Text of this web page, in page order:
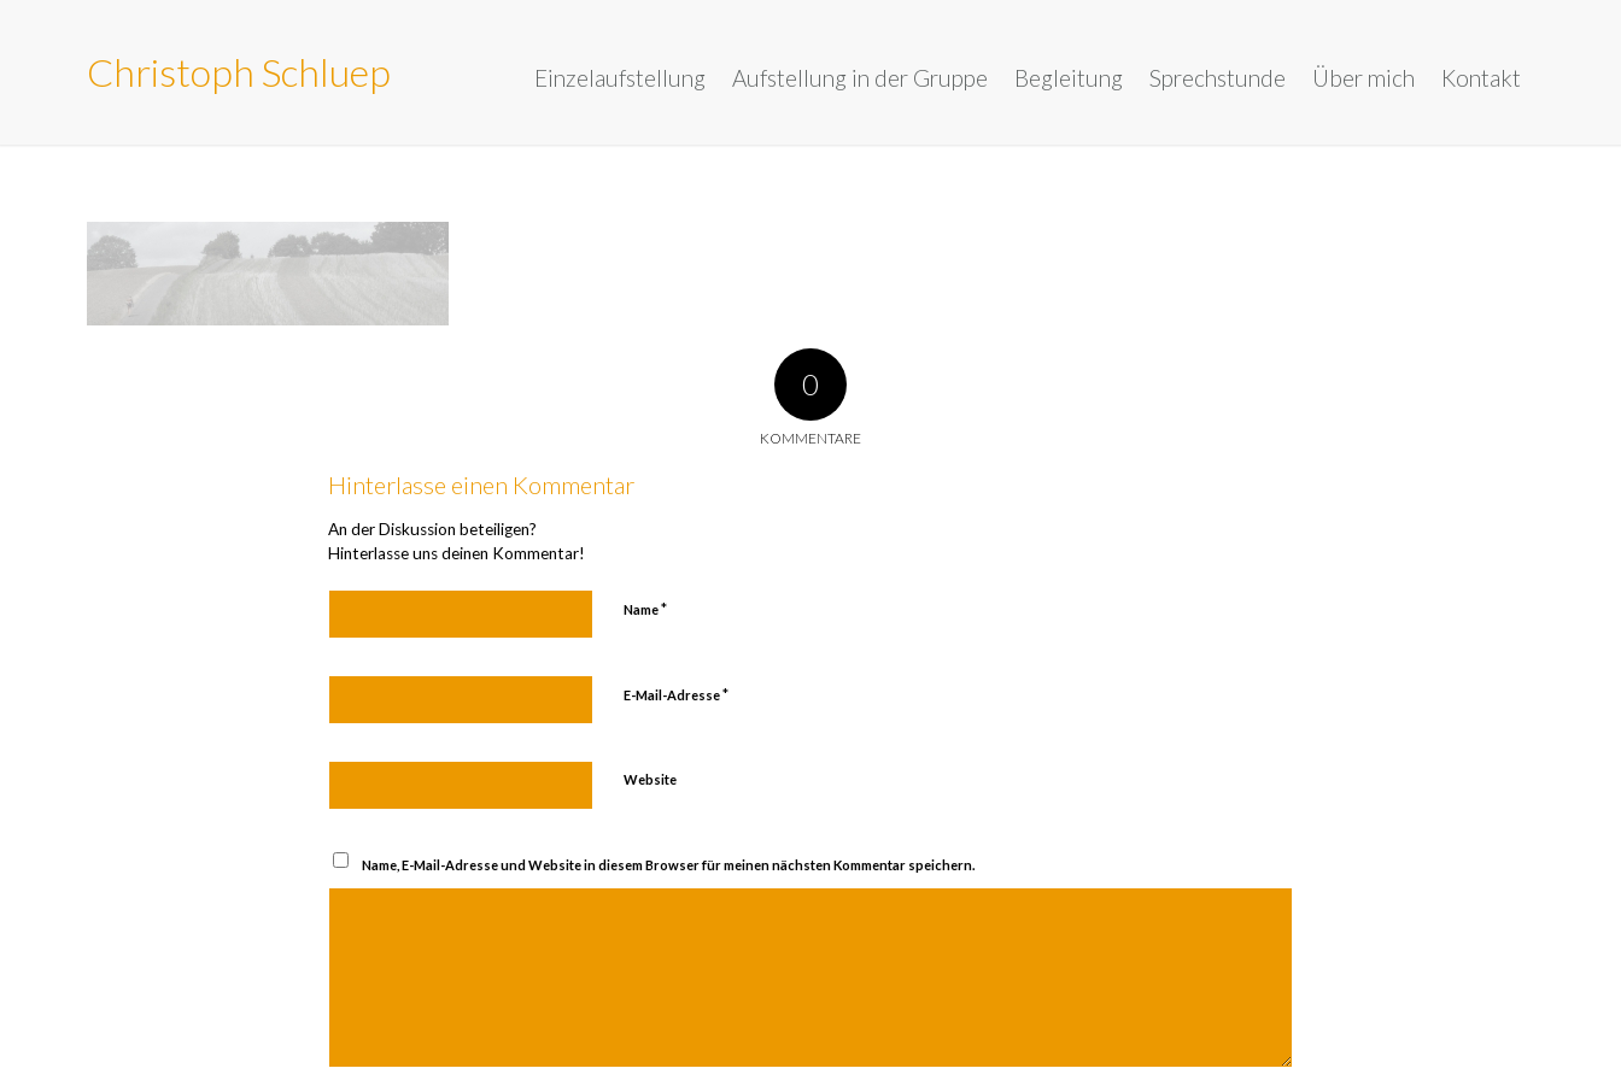
Christoph Schluep Einzelaufstellung Aufstellung in der Gruppe Begleitung Sprechstunde Über mich Kontakt
0
KOMMENTARE
Hinterlasse einen Kommentar
An der Diskussion beteiligen?
Hinterlasse uns deinen Kommentar!
Name*
E-Mail-Adresse*
Website
Name, E-Mail-Adresse und Website in diesem Browser für meinen nächsten Kommentar speichern.